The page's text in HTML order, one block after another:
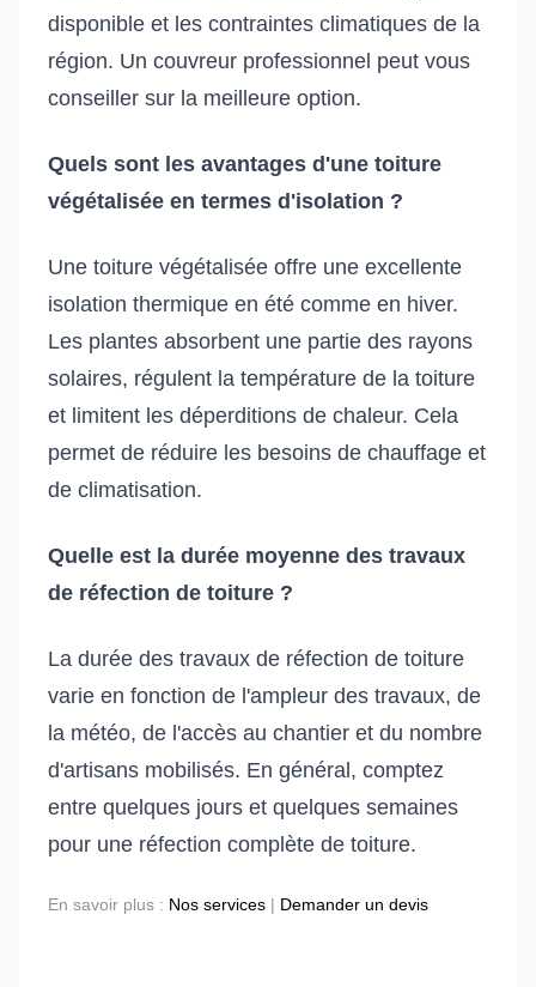
disponible et les contraintes climatiques de la
région. Un couvreur professionnel peut vous
conseiller sur la meilleure option.
Quels sont les avantages d'une toiture
végétalisée en termes d'isolation ?
Une toiture végétalisée offre une excellente
isolation thermique en été comme en hiver.
Les plantes absorbent une partie des rayons
solaires, régulent la température de la toiture
et limitent les déperditions de chaleur. Cela
permet de réduire les besoins de chauffage et
de climatisation.
Quelle est la durée moyenne des travaux
de réfection de toiture ?
La durée des travaux de réfection de toiture
varie en fonction de l'ampleur des travaux, de
la météo, de l'accès au chantier et du nombre
d'artisans mobilisés. En général, comptez
entre quelques jours et quelques semaines
pour une réfection complète de toiture.
En savoir plus : Nos services | Demander un devis